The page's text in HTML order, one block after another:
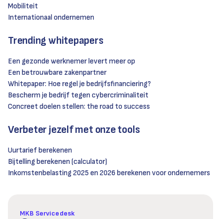
Mobiliteit
Internationaal ondernemen
Trending whitepapers
Een gezonde werknemer levert meer op
Een betrouwbare zakenpartner
Whitepaper: Hoe regel je bedrijfsfinanciering?
Bescherm je bedrijf tegen cybercriminaliteit
Concreet doelen stellen: the road to success
Verbeter jezelf met onze tools
Uurtarief berekenen
Bijtelling berekenen (calculator)
Inkomstenbelasting 2025 en 2026 berekenen voor ondernemers
MKB Servicedesk